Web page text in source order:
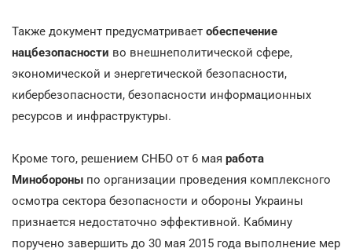
Также документ предусматривает обеспечение
нацбезопасности во внешнеполитической сфере,
экономической и энергетической безопасности,
кибербезопасности, безопасности информационных
ресурсов и инфраструктуры.
Кроме того, решением СНБО от 6 мая работа
Минобороны по организации проведения комплексного
осмотра сектора безопасности и обороны Украины
признается недостаточно эффективной. Кабмину
поручено завершить до 30 мая 2015 года выполнение мер